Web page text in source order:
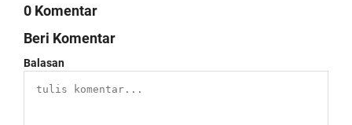
0 Komentar
Beri Komentar
Balasan